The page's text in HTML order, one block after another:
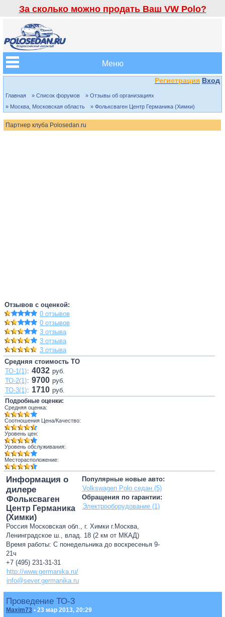
За сколько можно продать Ваш VW Polo?
Меню
Регистрация Вход
Главная » Список форумов
» Отзывы об организациях
» Москва, Московская область
» Фольксваген Центр Германика (Химки)
Партнер клуба Polosedan.ru
Отзывов с оценкой:
0 отзывов
0 отзывов
3 отзыва
3 отзыва
3 отзыва
Средняя стоимость ТО
ТО-1(1): 4032 руб.
ТО-2(1): 9700 руб.
ТО-3(1): 1710 руб.
Подробные оценки:
Средняя оценка:
Соотношения Цена/Качество:
Уровень цен:
Уровень обслуживания:
Месторасположение:
Популярные новые авто:
Volkswagen Polo седан (5)
Обращения по гарантии:
Электрооборудование (1)
Информация о
дилере
Фольксваген
Центр Германика
(Химки)
Россия Московская обл., г. Химки г.Москва,
Ленинградское ш., влад. 18 (2 км от МКАД)
Время работы: С понедельника до воскресенья 9-
21ч
+7 (495) 231-31-31
http://www.germanika.ru/
info@sever.germanika.ru
Проведение ТО-3
Maxim73 • 23 мар 2013, 20:29